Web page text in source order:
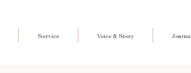
Service Voice & Story Journal